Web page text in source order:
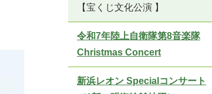
【宝くじ文化公演 】
令和7年陸上自衛隊第8音楽隊
Christmas Concert
新浜レオン Specialコンサート